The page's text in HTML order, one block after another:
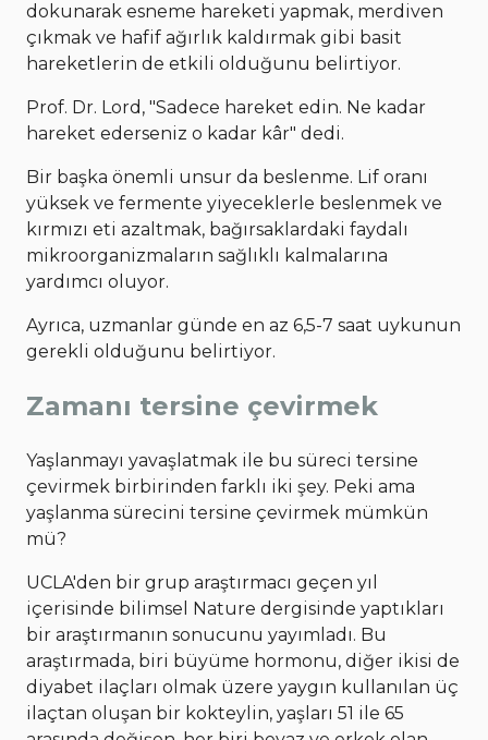
dokunarak esneme hareketi yapmak, merdiven
çıkmak ve hafif ağırlık kaldırmak gibi basit
hareketlerin de etkili olduğunu belirtiyor.
Prof. Dr. Lord, "Sadece hareket edin. Ne kadar
hareket ederseniz o kadar kâr" dedi.
Bir başka önemli unsur da beslenme. Lif oranı
yüksek ve fermente yiyeceklerle beslenmek ve
kırmızı eti azaltmak, bağırsaklardaki faydalı
mikroorganizmaların sağlıklı kalmalarına
yardımcı oluyor.
Ayrıca, uzmanlar günde en az 6,5-7 saat uykunun
gerekli olduğunu belirtiyor.
Zamanı tersine çevirmek
Yaşlanmayı yavaşlatmak ile bu süreci tersine
çevirmek birbirinden farklı iki şey. Peki ama
yaşlanma sürecini tersine çevirmek mümkün
mü?
UCLA'den bir grup araştırmacı geçen yıl
içerisinde bilimsel Nature dergisinde yaptıkları
bir araştırmanın sonucunu yayımladı. Bu
araştırmada, biri büyüme hormonu, diğer ikisi de
diyabet ilaçları olmak üzere yaygın kullanılan üç
ilaçtan oluşan bir kokteylin, yaşları 51 ile 65